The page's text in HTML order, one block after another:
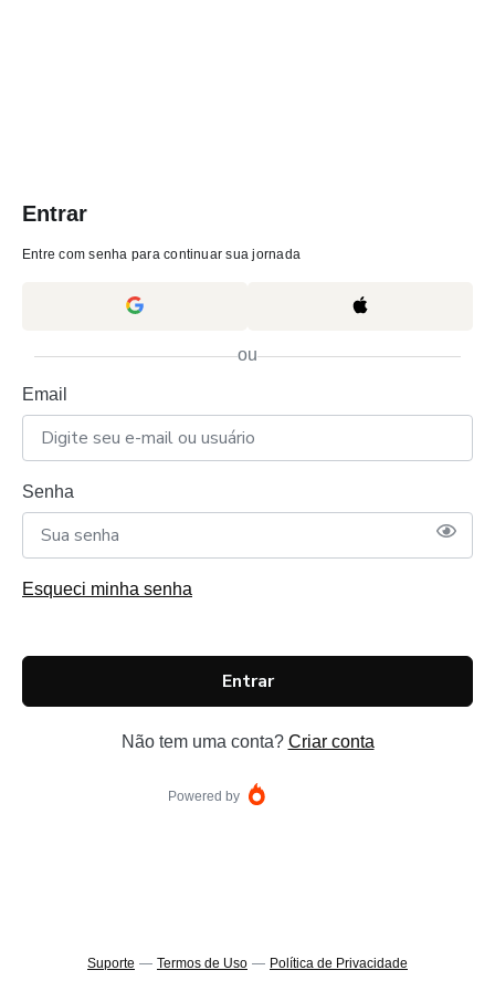
Entrar
Entre com senha para continuar sua jornada
ou
Email
Senha
Esqueci minha senha
Entrar
Não tem uma conta? Criar conta
Powered by
Suporte — Termos de Uso — Política de Privacidade